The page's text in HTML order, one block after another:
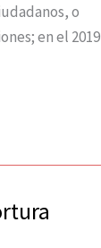
o
en el 2019